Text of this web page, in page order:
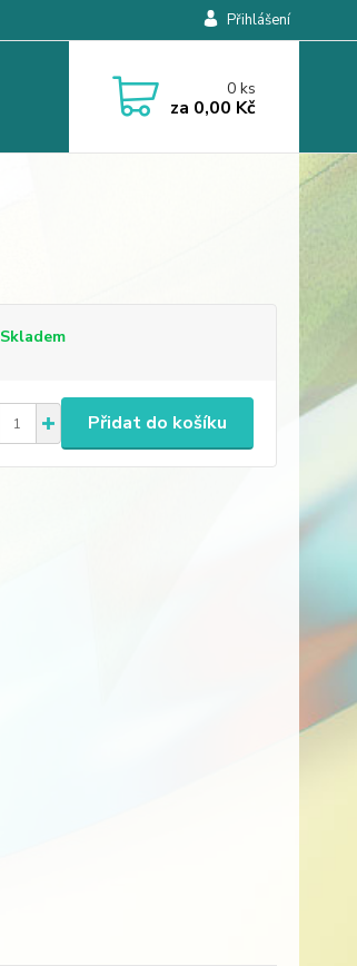
Přihlášení
0ks
za 0,00 Kč
Skladem
Přidat do košíku